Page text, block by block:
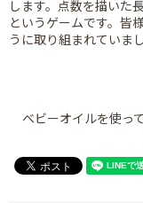
します。点数を描いた
というゲームです。皆
うに取り組まれていまし
ベビーオイルを使っ